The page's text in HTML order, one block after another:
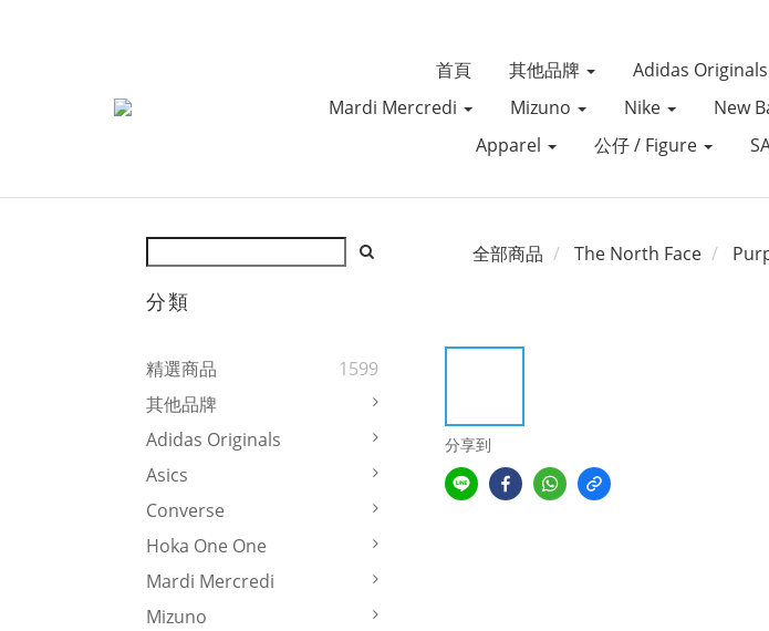
首頁 其他品牌 Adidas Originals
Mardi Mercredi
Mizuno Nike New
Apparel
公仔 / Figure
分類
精選商品
1599
其他品牌
Adidas Originals
Asics
Converse
Hoka One One
Mardi Mercredi
Mizuno
全部商品 The North Face
分享到